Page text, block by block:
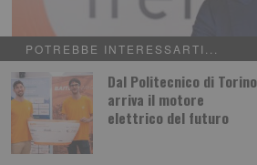
POTREBBE INTERESSARTI...
Dal Politecnico di Torino
arriva il motore
elettrico del futuro